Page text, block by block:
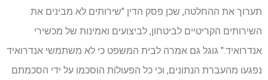
תערוך את ההחלטה, שכן פסק הדין "שירותים לא מבינים את
השירותים הקריטיים לביטחון, לביצועים ואמינות של מכשירי
אנדרואיד." גוגל גם אמרה לבית המשפט כי לא משתמשי אנדרואיד
נפגעו מהעברת הנתונים, וכי כל הפעולות הוסכמו על ידי הסכמתם